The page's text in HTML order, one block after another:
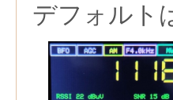
デフォルト